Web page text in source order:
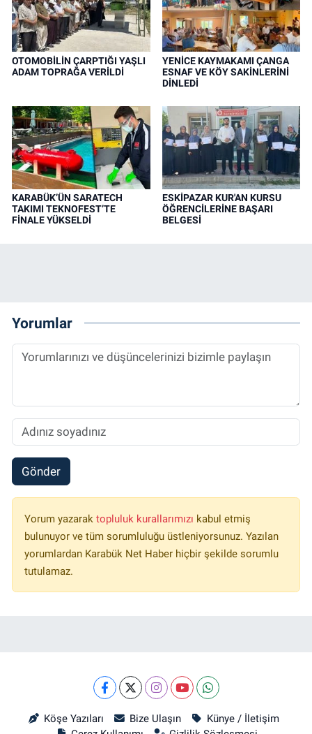
OTOMOBİLİN ÇARPTIĞI YAŞLI
ADAM TOPRAĞA VERİLDİ
YENİCE KAYMAKAMI ÇANGA
ESNAF VE KÖY SAKİNLERİNİ
DİNLEDİ
KARABÜK’ÜN SARATECH
TAKIMI TEKNOFEST’TE
FİNALE YÜKSELDİ
ESKİPAZAR KUR'AN KURSU
ÖĞRENCİLERİNE BAŞARI
BELGESİ
Yorumlar
Gönder
Yorum yazarak topluluk kurallarımızı kabul etmiş
bulunuyor ve tüm sorumluluğu üstleniyorsunuz. Yazılan
yorumlardan Karabük Net Haber hiçbir şekilde sorumlu
tutulamaz.
Köşe Yazıları Bize Ulaşın
Künye / İletişim